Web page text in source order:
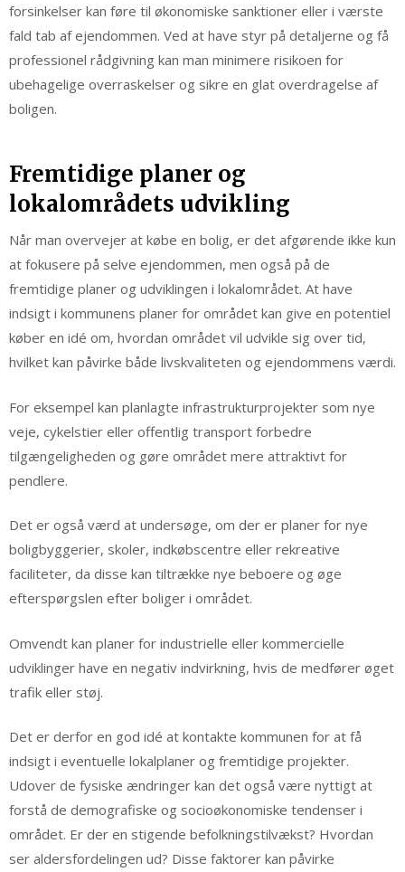
forsinkelser kan føre til økonomiske sanktioner eller i værste
fald tab af ejendommen. Ved at have styr på detaljerne og få
professionel rådgivning kan man minimere risikoen for
ubehagelige overraskelser og sikre en glat overdragelse af
boligen.
Fremtidige planer og
lokalområdets udvikling
Når man overvejer at købe en bolig, er det afgørende ikke kun
at fokusere på selve ejendommen, men også på de
fremtidige planer og udviklingen i lokalområdet. At have
indsigt i kommunens planer for området kan give en potentiel
køber en idé om, hvordan området vil udvikle sig over tid,
hvilket kan påvirke både livskvaliteten og ejendommens værdi.
For eksempel kan planlagte infrastrukturprojekter som nye
veje, cykelstier eller offentlig transport forbedre
tilgængeligheden og gøre området mere attraktivt for
pendlere.
Det er også værd at undersøge, om der er planer for nye
boligbyggerier, skoler, indkøbscentre eller rekreative
faciliteter, da disse kan tiltrække nye beboere og øge
efterspørgslen efter boliger i området.
Omvendt kan planer for industrielle eller kommercielle
udviklinger have en negativ indvirkning, hvis de medfører øget
trafik eller støj.
Det er derfor en god idé at kontakte kommunen for at få
indsigt i eventuelle lokalplaner og fremtidige projekter.
Udover de fysiske ændringer kan det også være nyttigt at
forstå de demografiske og socioøkonomiske tendenser i
området. Er der en stigende befolkningstilvækst? Hvordan
ser aldersfordelingen ud? Disse faktorer kan påvirke